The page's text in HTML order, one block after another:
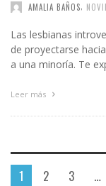
AMALIA BAÑOS
Las lesbianas
de proyectarse
a una minoría. Te
Leer más
1 2 3 …